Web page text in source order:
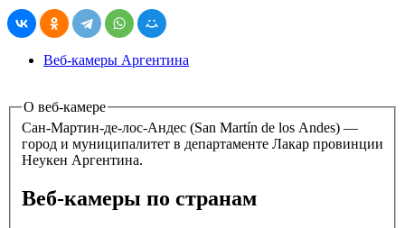
Веб-камеры Аргентина
О веб-камере
Сан-Мартин-де-лос-Андес (San Martín de los Andes) —
город и муниципалитет в департаменте Лакар провинции
Неукен Аргентина.
Веб-камеры по странам